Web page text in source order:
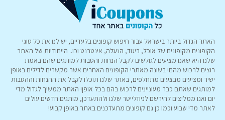
האתר הגדול ביותר בישראל עבור חיפוש קופונים בלעדיים, יש לנו את כל סוגי
הקופונים מקופונים של אוכל, ביגוד, הנעלה, אינטרנט וכו.. הייחודיות של האתר
שלנו היא שאנו מציעים לגולשים לקבל הנחות והטבות למותגים שהם באמת
רוצים לרכוש מהם! בשונה מאתרי הקופונים האחרים אשר מקשרים לדילים באופן
ישיר ומציעים מבצעים מתחלפים, באתר שלנו תוכלו לקבל את ההנחות וההטבות
למותגים שאתם כבר מעוניינים לרכוש בהם בכל אופן! האתר ממשיך לגדול מדי
יום ואנו ממליצים להירשם לניוזלייטר שלנו ולהתעדכן, מותגים חדשים עולים
לאתר מדי שבוע וכמו כן גם קופונים מתעדכנים באתר באופן קבוע!